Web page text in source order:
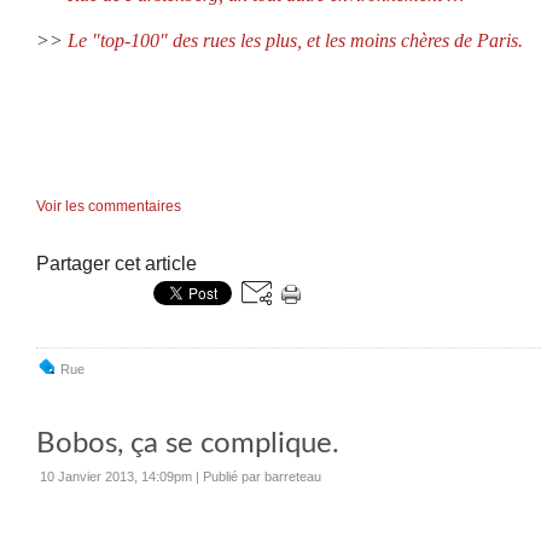
>> Le "top-100" des rues les plus, et les moins chères de Paris.
Voir les commentaires
Partager cet article
Rue
Bobos, ça se complique.
10 Janvier 2013, 14:09pm Publié par barreteau